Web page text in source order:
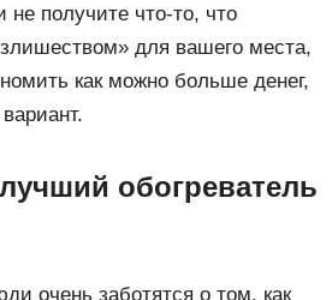
не получите что-то, что
для вашего места,
как можно больше денег,
обогреватель
очень заботятся о том, как